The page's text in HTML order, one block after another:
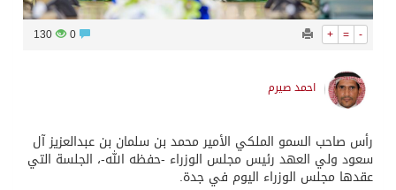
+ = -
130
احمد صيرم
رأس صاحب السمو الملكي الأمير محمد بن سلمان بن عبدالعزيز آل
سعود ولي العهد رئيس مجلس الوزراء -حفظه الله-، الجلسة التي
عقدها مجلس الوزراء اليوم في جدة.